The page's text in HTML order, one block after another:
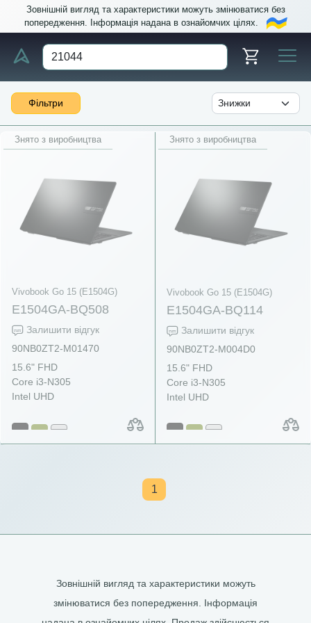
Зовнішній вигляд та характеристики можуть змінюватися без
попередження. Інформація надана в ознайомчих цілях.
Фільтри
Знято з виробництва
Vivobook Go 15 (E1504G)
E1504GA-BQ508
Залишити відгук
90NB0ZT2-M01470
15.6" FHD
Core i3-N305
Intel UHD
Знято з виробництва
Vivobook Go 15 (E1504G)
E1504GA-BQ114
Залишити відгук
90NB0ZT2-M004D0
15.6" FHD
Core i3-N305
Intel UHD
1
Зовнішній вигляд та характеристики можуть
змінюватися без попередження. Інформація